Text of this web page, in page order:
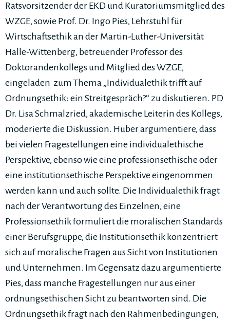
Ratsvorsitzender der EKD und Kuratoriumsmitglied des
WZGE, sowie Prof. Dr. Ingo Pies, Lehrstuhl für
Wirtschaftsethik an der Martin-Luther-Universität
Halle-Wittenberg, betreuender Professor des
Doktorandenkollegs und Mitglied des WZGE,
eingeladen zum Thema „Individualethik trifft auf
Ordnungsethik: ein Streitgespräch?“ zu diskutieren. PD
Dr. Lisa Schmalzried, akademische Leiterin des Kollegs,
moderierte die Diskussion. Huber argumentiere, dass
bei vielen Fragestellungen eine individualethische
Perspektive, ebenso wie eine professionsethische oder
eine institutionsethische Perspektive eingenommen
werden kann und auch sollte. Die Individualethik fragt
nach der Verantwortung des Einzelnen, eine
Professionsethik formuliert die moralischen Standards
einer Berufsgruppe, die Institutionsethik konzentriert
sich auf moralische Fragen aus Sicht von Institutionen
und Unternehmen. Im Gegensatz dazu argumentierte
Pies, dass manche Fragestellungen nur aus einer
ordnungsethischen Sicht zu beantworten sind. Die
Ordnungsethik fragt nach den Rahmenbedingungen,